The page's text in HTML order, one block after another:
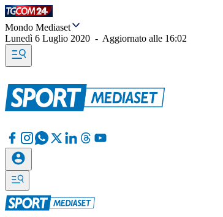
Mondo Mediaset
Lunedì 6 Luglio 2020 - Aggiornato alle 16:02